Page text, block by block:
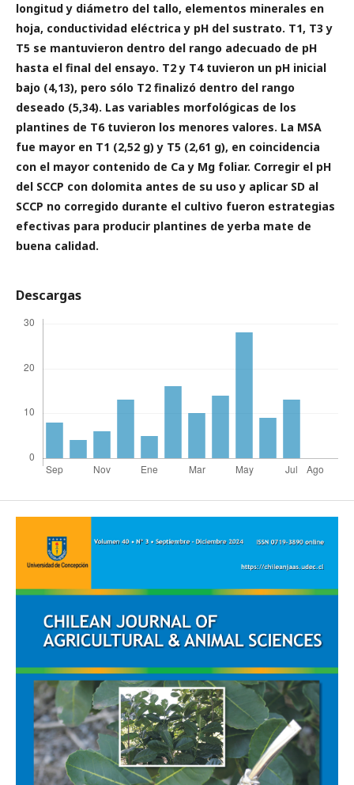
longitud y diámetro del tallo, elementos minerales en
hoja, conductividad eléctrica y pH del sustrato. T1, T3 y
T5 se mantuvieron dentro del rango adecuado de pH
hasta el final del ensayo. T2 y T4 tuvieron un pH inicial
bajo (4,13), pero sólo T2 finalizó dentro del rango
deseado (5,34). Las variables morfológicas de los
plantines de T6 tuvieron los menores valores. La MSA
fue mayor en T1 (2,52 g) y T5 (2,61 g), en coincidencia
con el mayor contenido de Ca y Mg foliar. Corregir el pH
del SCCP con dolomita antes de su uso y aplicar SD al
SCCP no corregido durante el cultivo fueron estrategias
efectivas para producir plantines de yerba mate de
buena calidad.
Descargas